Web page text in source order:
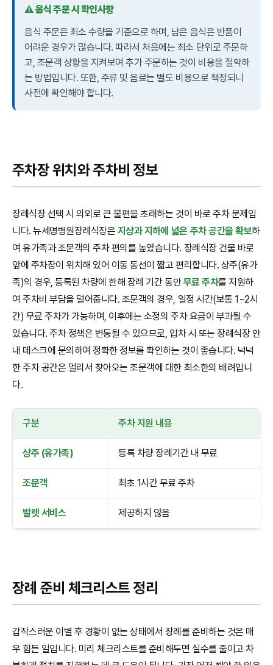
⚠️ 음식 주문 시 확인사항
음식 주문은 최소 수량을 기준으로 하며, 남은 음식은 반품이
어려운 경우가 많습니다. 따라서 처음에는 최소 단위로 주문하
고, 조문객 상황을 지켜보며 추가 주문하는 것이 비용을 절약하
는 방법입니다. 또한, 주류 및 음료는 별도 비용으로 책정되니
사전에 확인해야 합니다.
주차장 위치와 주차비 정보
장례식장 선택 시 의외로 큰 불편을 초래하는 것이 바로 주차 문제입
니다. 뉴세명병원장례식장은 지상과 지하에 넓은 주차 공간을 확보하
여 유가족과 조문객의 주차 편의를 높였습니다. 장례식장 건물 바로
앞에 주차장이 위치해 있어 이동 동선이 짧고 편리합니다. 상주(유가
족)의 경우, 등록된 차량에 한해 장례 기간 동안무료 주차를 지원하
여 주차비 부담을 덜어줍니다. 조문객의 경우, 일정 시간(보통 1~2시
간) 무료 주차가 가능하며, 이후에는 소정의 주차 요금이 부과될 수
있습니다. 주차 정책은 변동될 수 있으므로, 입차 시 또는 장례식장 안
내 데스크에 문의하여 정확한 정보를 확인하는 것이 좋습니다. 넉넉
한 주차 공간은 멀리서 찾아오는 조문객에 대한 최소한의 배려입니
다.
구분 주차 지원 내용
상주 (유가족) 등록 차량 장례기간 내 무료
조문객 최초 1시간 무료 주차
발렛 서비스 제공하지 않음
장례 준비 체크리스트 정리
갑작스러운 이별 후 경황이 없는 상태에서 장례를 준비하는 것은 매
우 힘든 일입니다. 미리 체크리스트를 준비해두면 실수를 줄이고 차